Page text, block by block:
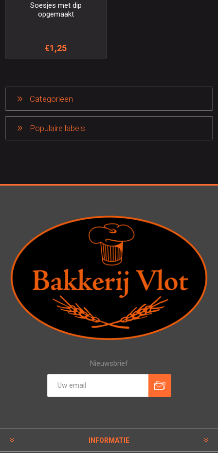
Soesjes met dip
opgemaakt
€1,25
Categorieen
Populaire labels
Nieuwsbrief
INFORMATIE